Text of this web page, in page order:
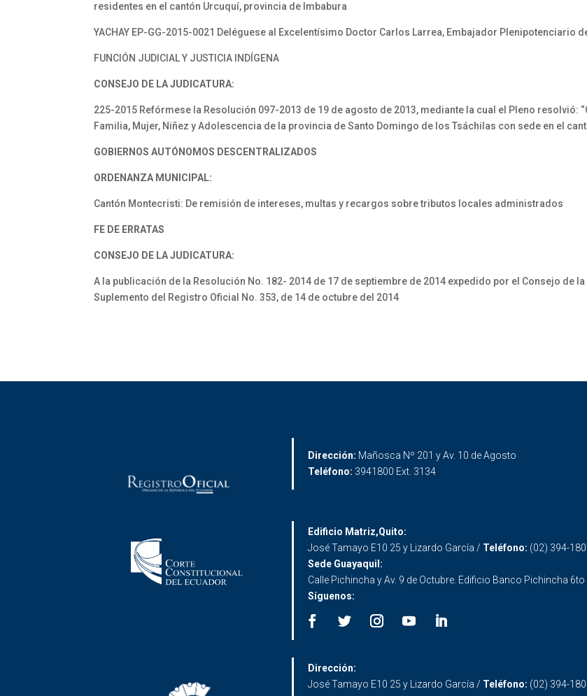
residentes en el cantón Urcuquí, provincia de Imbabura
YACHAY EP-GG-2015-0021 Deléguese al Excelentísimo Doctor Carlos Larrea, Embajador Plenipotenciario
FUNCIÓN JUDICIAL Y JUSTICIA INDÍGENA
CONSEJO DE LA JUDICATURA:
225-2015 Refórmese la Resolución 097-2013 de 19 de agosto de 2013, mediante la cual el Pleno resolvió:
Familia, Mujer, Niñez y Adolescencia de la provincia de Santo Domingo de los Tsáchilas con sede en el
GOBIERNOS AUTÓNOMOS DESCENTRALIZADOS
ORDENANZA MUNICIPAL:
Cantón Montecristi: De remisión de intereses, multas y recargos sobre tributos locales administrados
FE DE ERRATAS
CONSEJO DE LA JUDICATURA:
A la publicación de la Resolución No. 182- 2014 de 17 de septiembre de 2014 expedido por el Consejo de
Suplemento del Registro Oficial No. 353, de 14 de octubre del 2014
Dirección: Mañosca Nº 201 y Av. 10 de Agosto
Teléfono: 3941800 Ext. 3134
Edificio Matriz,Quito:
José Tamayo E10 25 y Lizardo García / Teléfono: (02) 394-
Sede Guayaquil:
Calle Pichincha y Av. 9 de Octubre. Edificio Banco Pichincha
Síguenos:
Dirección:
José Tamayo E10 25 y Lizardo García / Teléfono: (02) 394-